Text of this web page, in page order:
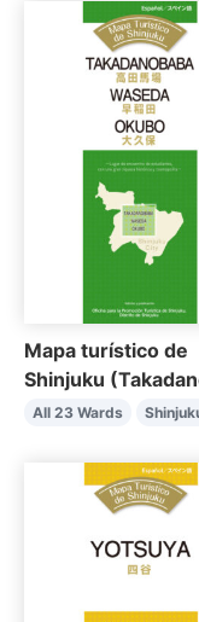
Mapa turístico de
Shinjuku
All 23 Wards